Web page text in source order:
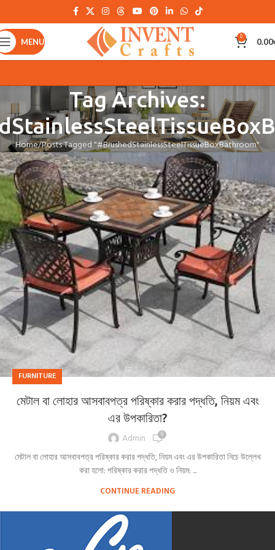
MENU 0 0.00
Tag Archives:
Home Posts Tagged "#BrushedStainlessSteelTissueBoxBathroom"
FURNITURE
মেটাল বা লোহার আসবাবপত্র পরিষ্কার করার পদ্ধতি, নিয়ম এবং
এর উপকারিতা?
Admin
0
মেটাল বা লোহার আসবাবপত্র পরিষ্কার করার পদ্ধতি, নিয়ম এবং এর উপকারিতা নিচে উল্লেখ
করা হলো: পরিষ্কার করার পদ্ধতি ও নিয়ম: ...
CONTINUE READING